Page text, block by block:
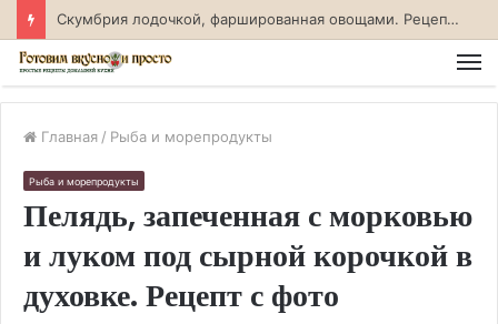
Скумбрия лодочкой, фаршированная овощами. Рецепт с фото
Главная / Рыба и морепродукты
Рыба и морепродукты
Пелядь, запеченная с морковью
и луком под сырной корочкой в
духовке. Рецепт с фото